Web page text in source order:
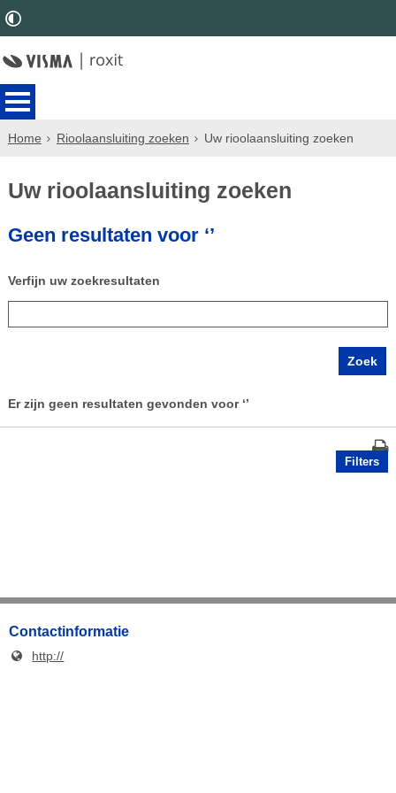
Home Rioolaansluiting zoeken Uw rioolaansluiting zoeken
Uw rioolaansluiting zoeken
Geen resultaten voor ‘’
Verfijn uw zoekresultaten
Er zijn geen resultaten gevonden voor ‘’
Filters
Contactinformatie
http://